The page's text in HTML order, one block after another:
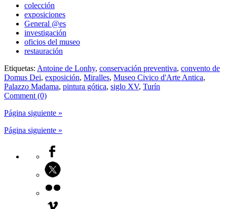
colección
exposiciones
General @es
investigación
oficios del museo
restauración
Etiquetas: Antoine de Lonhy, conservación preventiva, convento de
Domus Dei, exposición, Miralles, Museo Civico d'Arte Antica,
Palazzo Madama, pintura gótica, siglo XV, Turín
Comment (0)
Página siguiente »
Página siguiente »